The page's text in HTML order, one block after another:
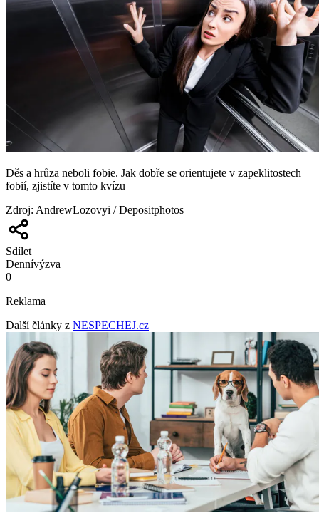
Děs a hrůza neboli fobie. Jak dobře se orientujete v zapeklitostech
fobií, zjistíte v tomto kvízu
Zdroj: AndrewLozovyi / Depositphotos
Sdílet
Dennívýzva
0
Reklama
Další články z NESPECHEJ.cz